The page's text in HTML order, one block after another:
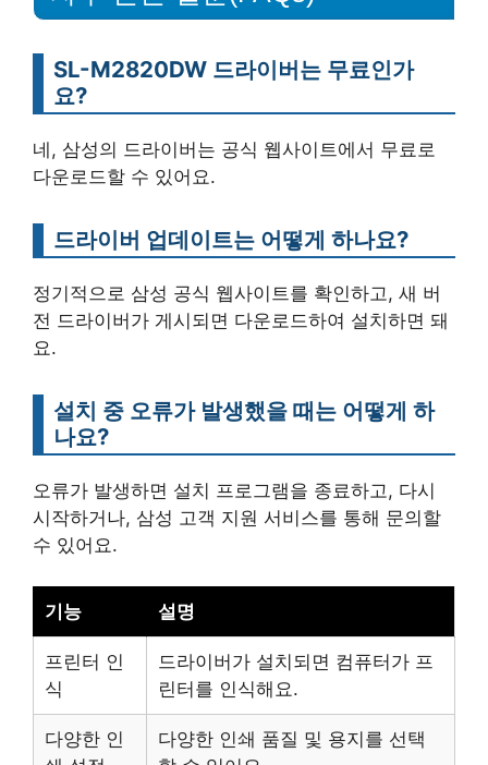
SL-M2820DW 드라이버는 무료인가
요?
네, 삼성의 드라이버는 공식 웹사이트에서 무료로
다운로드할 수 있어요.
드라이버 업데이트는 어떻게 하나요?
정기적으로 삼성 공식 웹사이트를 확인하고, 새 버
전 드라이버가 게시되면 다운로드하여 설치하면 돼
요.
설치 중 오류가 발생했을 때는 어떻게 하
나요?
오류가 발생하면 설치 프로그램을 종료하고, 다시
시작하거나, 삼성 고객 지원 서비스를 통해 문의할
수 있어요.
기능 설명
프린터 인
식
드라이버가 설치되면 컴퓨터가 프
린터를 인식해요.
다양한 인
다양한 인쇄 품질 및 용지를 선택